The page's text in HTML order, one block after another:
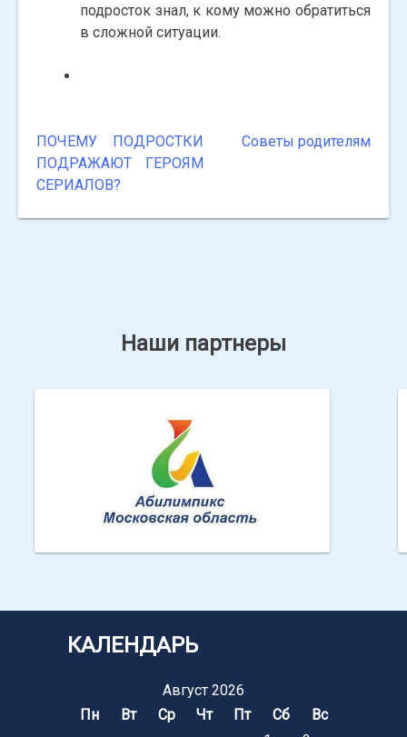
подросток знал, к кому можно обратиться
в сложной ситуации.
Навигация
по
записям
ПОЧЕМУ ПОДРОСТКИ
ПОДРАЖАЮТ ГЕРОЯМ
СЕРИАЛОВ?
Советы родителям
Наши партнеры
КАЛЕНДАРЬ
Август 2026
Пн
Вт Ср Чт Пт Сб
Вс